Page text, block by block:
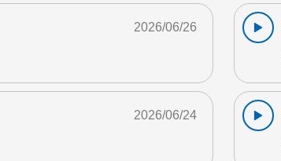
2026/06/26
2026/06/24